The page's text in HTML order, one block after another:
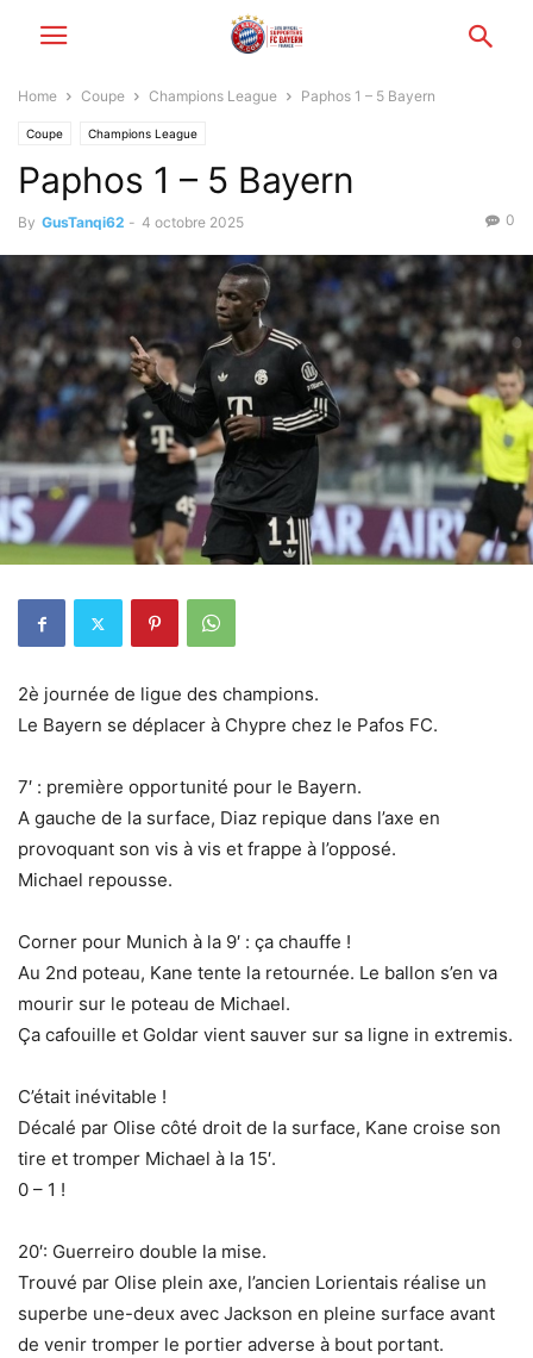
Home Coupe Champions League Paphos 1 – 5 Bayern
Coupe Champions League
Paphos 1 – 5 Bayern
By GusTanqi62 - 4 octobre 2025 0
2è journée de ligue des champions.
Le Bayern se déplacer à Chypre chez le Pafos FC.
7′ : première opportunité pour le Bayern.
A gauche de la surface, Diaz repique dans l’axe en
provoquant son vis à vis et frappe à l’opposé.
Michael repousse.
Corner pour Munich à la 9′ : ça chauffe !
Au 2nd poteau, Kane tente la retournée. Le ballon s’en va
mourir sur le poteau de Michael.
Ça cafouille et Goldar vient sauver sur sa ligne in extremis.
C’était inévitable !
Décalé par Olise côté droit de la surface, Kane croise son
tire et tromper Michael à la 15′.
0 – 1 !
20′: Guerreiro double la mise.
Trouvé par Olise plein axe, l’ancien Lorientais réalise un
superbe une-deux avec Jackson en pleine surface avant
de venir tromper le portier adverse à bout portant.